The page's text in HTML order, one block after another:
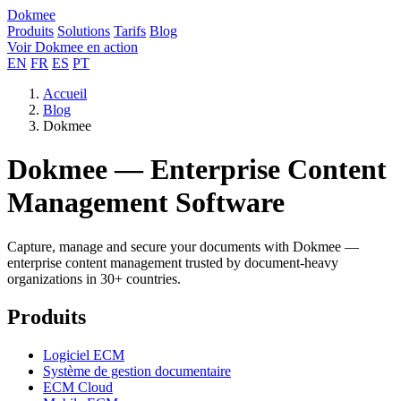
Dokmee
Produits Solutions Tarifs Blog
Voir Dokmee en action
EN FR ES PT
Accueil
Blog
Dokmee
Dokmee — Enterprise Content
Management Software
Capture, manage and secure your documents with Dokmee —
enterprise content management trusted by document-heavy
organizations in 30+ countries.
Produits
Logiciel ECM
Système de gestion documentaire
ECM Cloud